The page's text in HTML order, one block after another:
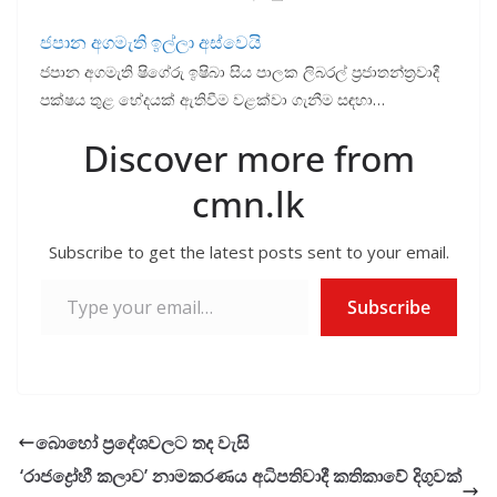
ජපාන අගමැති ඉල්ලා අස්වෙයි
ජපාන අගමැති ෂිගේරු ඉෂිබා සිය පාලක ලිබරල් ප්‍රජාතන්ත්‍රවාදී
පක්ෂය තුළ භේදයක් ඇතිවීම වළක්වා ගැනීම සඳහා…
Discover more from
cmn.lk
Subscribe to get the latest posts sent to your email.
Subscribe
බොහෝ ප්‍රදේශවලට තද වැසි
‘රාජද්‍රෝහී කලාව’ නාමකරණය අධිපතිවාදී කතිකාවේ දිගුවක්